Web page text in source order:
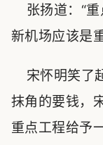
张扬道：“重
新机场应该是
宋怀明笑了
抹角的要钱，
重点工程给予